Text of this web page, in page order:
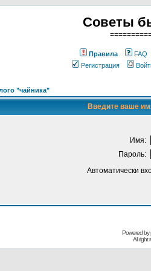
Советы
Правила
FAQ
Регистрация
"чайника"
Введите ваше
Имя:
Пароль:
Автоматически
Powered
All right